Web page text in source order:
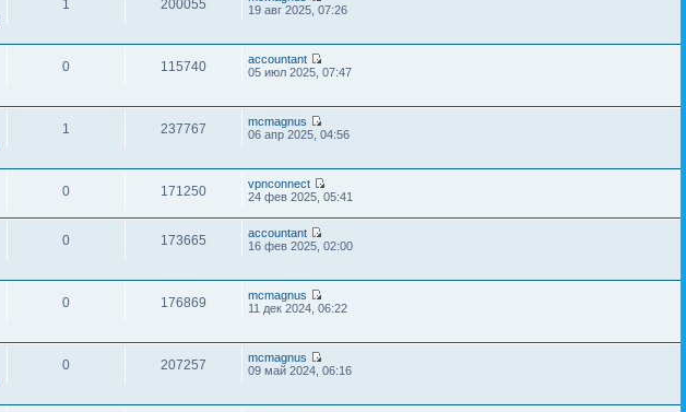
1 200055
19 авг 2025, 07:26
0 115740
accountant
05 июл 2025, 07:47
1 237767
mcmagnus
06 апр 2025, 04:56
0 171250
vpnconnect
24 фев 2025, 05:41
0 173665
accountant
16 фев 2025, 02:00
0 176869
mcmagnus
11 дек 2024, 06:22
0 207257
mcmagnus
09 май 2024, 06:16